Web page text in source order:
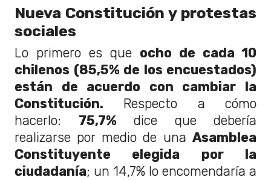
Nueva Constitución y protestas
sociales
Lo primero es que ocho de cada 10
chilenos (85,5% de los encuestados)
están de acuerdo con cambiar la
Constitución. Respecto a cómo
hacerlo: 75,7% dice que debería
realizarse por medio de una Asamblea
Constituyente elegida por la
ciudadanía; un 14,7% lo encomendaría a